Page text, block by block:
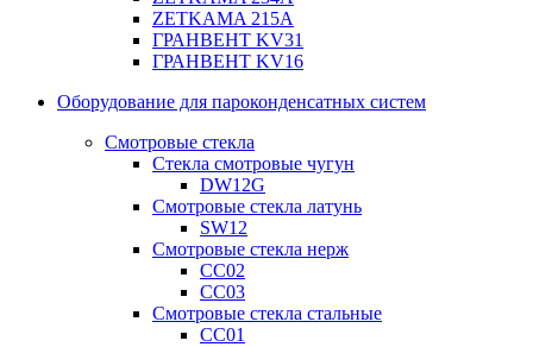
ZETKAMA 215A
ГРАНВЕНТ KV31
ГРАНВЕНТ KV16
Оборудование для пароконденсатных систем
Смотровые стекла
Стекла смотровые чугун
DW12G
Смотровые стекла латунь
SW12
Смотровые стекла нерж
СС02
СС03
Смотровые стекла стальные
СС01